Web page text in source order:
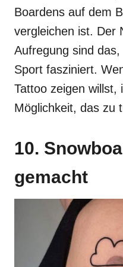
Boardens auf dem
vergleichen ist. Der
Aufregung sind
Sport fasziniert.
Tattoo zeigen willst,
Möglichkeit, das zu
10.
gemacht